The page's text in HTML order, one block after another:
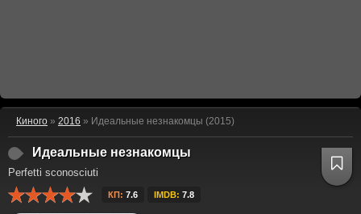
Киного » 2016 » Идеальные незнакомцы (2015)
Идеальные незнакомцы
Perfetti sconosciuti
КП: 7.6 IMDB: 7.8